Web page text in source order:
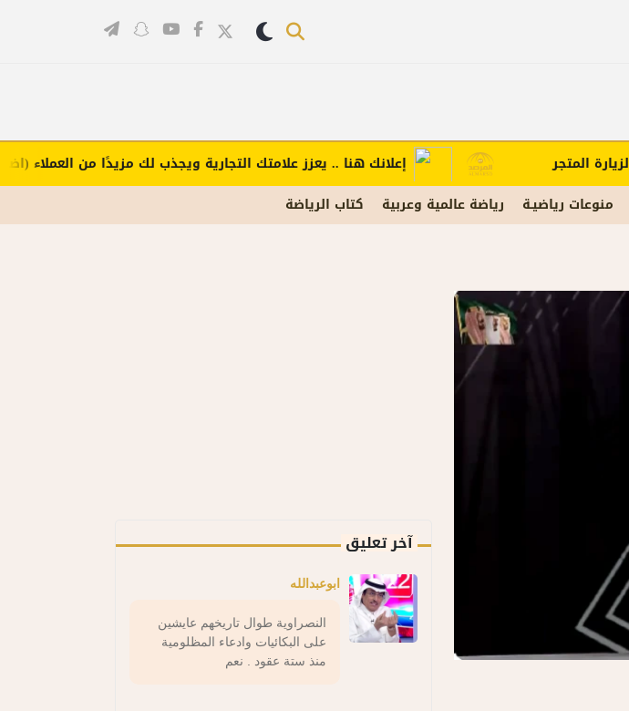
منوعات رياضيـة رياضة عالمية وعربية كتاب الرياضة
إعلانك هنا .. يعزز علامتك التجارية ويجذب لك مزيدًا من العملاء (اضغط
آخر تعليق
ابوعبدالله
النصراوية طوال تاريخهم عايشين
على البكائيات وادعاء المظلومية
منذ ستة عقود . نعم